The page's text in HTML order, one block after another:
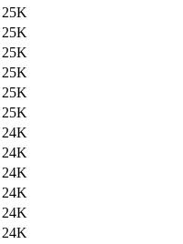
25K
25K
25K
25K
25K
25K
24K
24K
24K
24K
24K
24K